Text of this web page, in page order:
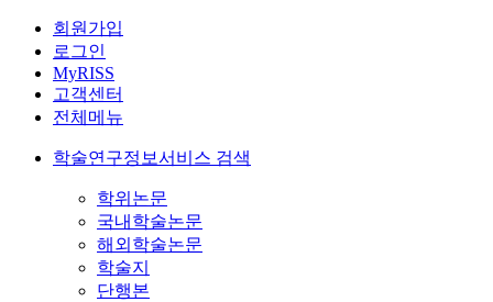
회원가입
로그인
MyRISS
고객센터
전체메뉴
학술연구정보서비스 검색
학위논문
국내학술논문
해외학술논문
학술지
단행본